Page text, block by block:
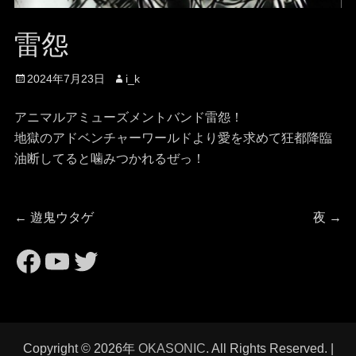
雷怨
投
日
2024年7月23日
投
者
i_k
アニマルアミューズメントバンド雷怨！
地獄のアドベンチャーワールドより愛を求めて狂都降臨
油断してると噛みつかれるぜっ！
投
稿
← 前
投
遊鬼ウタゲ
次
夜 →
https://
https://
Twitter
Copyright © 2026年 OKASONIC. All Rights Reserved. |